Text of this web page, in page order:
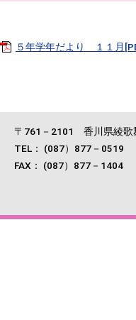
５年学年だより １１月
〒761－2101 香川県綾歌
TEL： (087）877－0519
FAX： (087）877－1404